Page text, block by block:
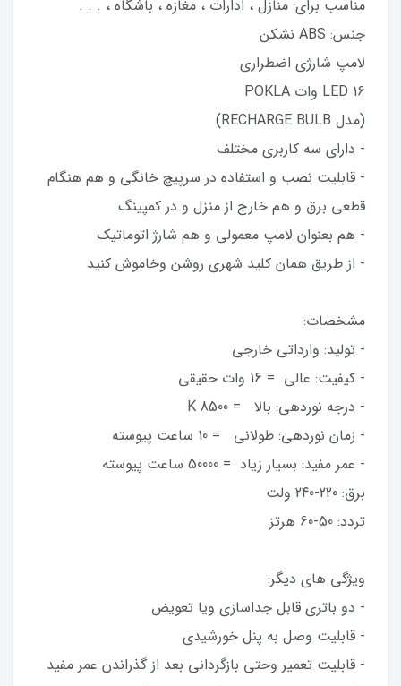
مناسب برای: منازل ، ادارات ، مغازه ، باشگاه ، . . .
جنس: ABS نشکن
لامپ شارژی اضطراری
LED 16 وات POKLA
(مدل RECHARGE BULB)
- دارای سه کاربری مختلف
- قابلیت نصب و استفاده در سرپیچ خانگی و هم هنگام
قطعی برق و هم خارج از منزل و در کمپینگ
- هم بعنوان لامپ معمولی و هم شارژ اتوماتیک
- از طریق همان کلید شهری روشن وخاموش کنید
مشخصات:
- تولید: وارداتی خارجی
- کیفیت: عالی = 16 وات حقیقی
- درجه نوردهی: بالا = 8500 K
- زمان نوردهی: طولانی = 10 ساعت پیوسته
- عمر مفید: بسیار زیاد = 50000 ساعت پیوسته
برق: 220-240 ولت
تردد: 50-60 هرتز
ویژگی های دیگر:
- دو باتری قابل جداسازی ویا تعویض
- قابلیت وصل به پنل خورشیدی
- قابلیت تعمیر وحتی بازگردانی بعد از گذراندن عمر مفید